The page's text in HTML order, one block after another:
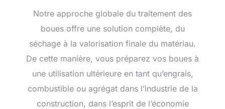
Notre approche globale du traitement des
boues offre une solution complète, du
séchage à la valorisation finale du matériau.
De cette manière, vous préparez vos boues à
une utilisation ultérieure en tant qu’engrais,
combustible ou agrégat dans l’industrie de la
construction, dans l’esprit de l’économie